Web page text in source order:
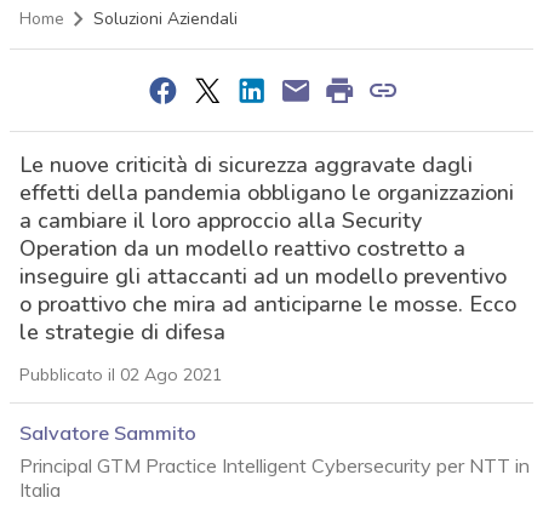
Home Soluzioni Aziendali
Le nuove criticità di sicurezza aggravate dagli
effetti della pandemia obbligano le organizzazioni
a cambiare il loro approccio alla Security
Operation da un modello reattivo costretto a
inseguire gli attaccanti ad un modello preventivo
o proattivo che mira ad anticiparne le mosse. Ecco
le strategie di difesa
Pubblicato il 02 Ago 2021
Salvatore Sammito
Principal GTM Practice Intelligent Cybersecurity per NTT in
Italia